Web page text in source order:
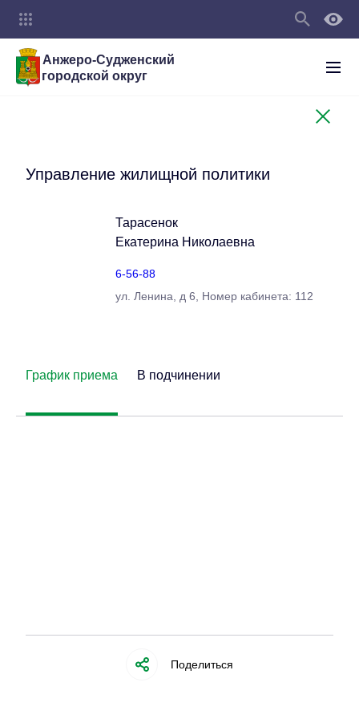
Анжеро-Судженский
городской округ
Управление жилищной политики
Тарасенок
Екатерина Николаевна
6-56-88
ул. Ленина, д 6, Номер кабинета: 112
График приема В подчинении
Поделиться